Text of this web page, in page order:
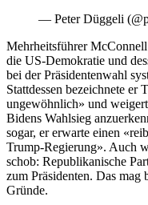
— Peter Düggeli
Mehrheitsführer
die US-Demokratie und
bei der Präsidentenwahl
Stattdessen bezeichnete er
ungewöhnlich» und
Bidens Wahlsieg
sogar, er erwarte einen
Trump-Regierung». Auch
schob: Republikanische
zum Präsidenten. Das mag
Gründe.